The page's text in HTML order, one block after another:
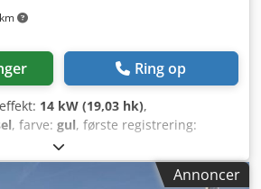
Ring op
14 kW (19,03 hk),
, farve: gul, første registrering:
2006, driftstimer:
Bælte Antal cylindre: 3
Agew Hpqretof Teknisk stand:
Annoncer